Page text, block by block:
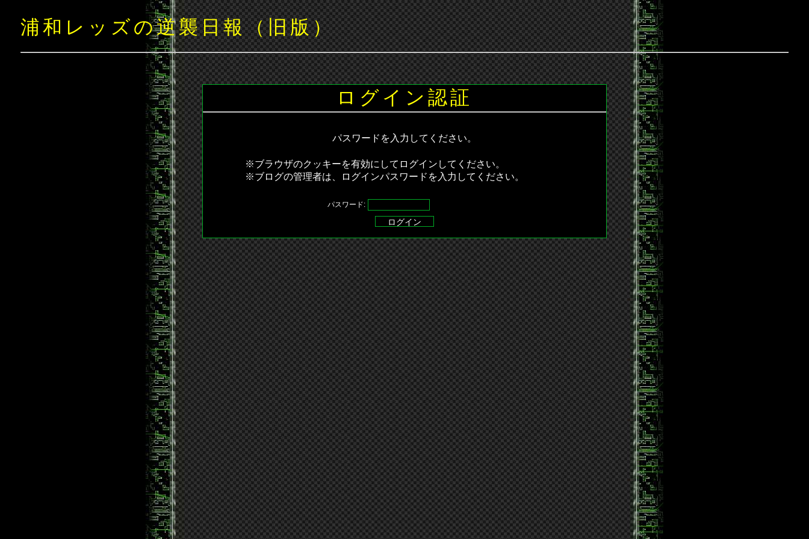
浦和レッズの逆襲日報（旧版）
ログイン認証
パスワードを入力してください。
※ブラウザのクッキーを有効にしてログインしてください。
※ブログの管理者は、ログインパスワードを入力してください。
パスワード: